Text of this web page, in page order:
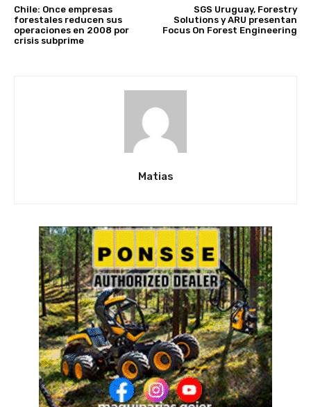
Chile: Once empresas
forestales reducen sus
operaciones en 2008 por
crisis subprime
SGS Uruguay, Forestry
Solutions y ARU presentan
Focus On Forest Engineering
Matias